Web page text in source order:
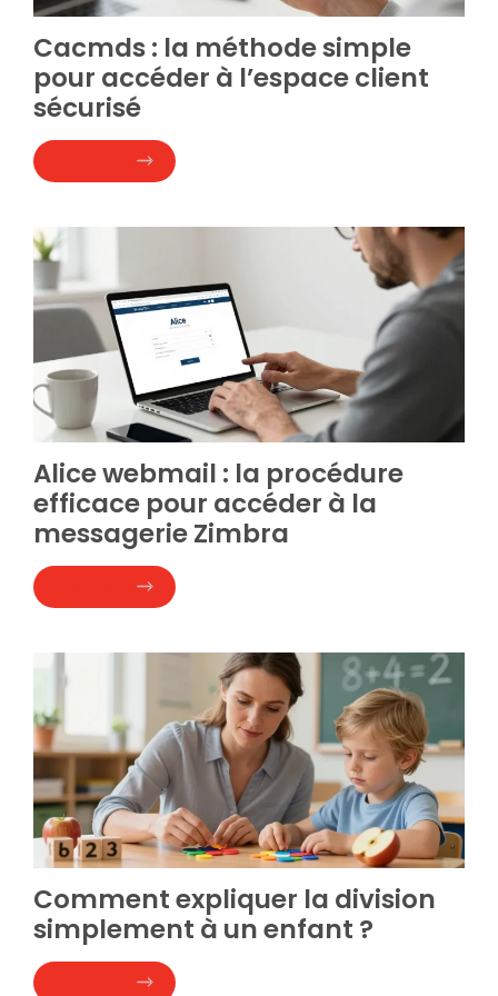
Cacmds : la méthode simple
pour accéder à l’espace client
sécurisé
Alice webmail : la procédure
efficace pour accéder à la
messagerie Zimbra
Comment expliquer la division
simplement à un enfant ?